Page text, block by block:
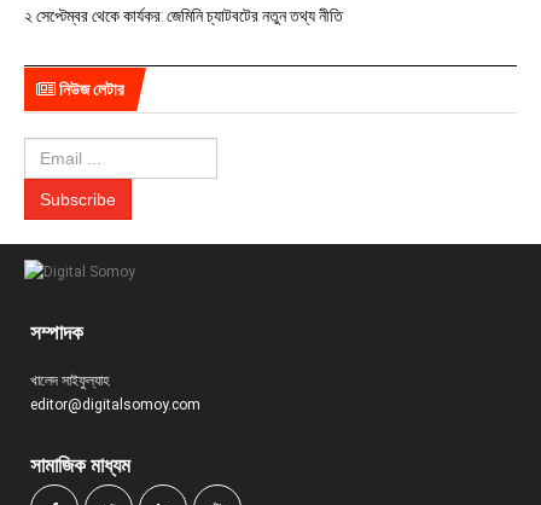
২ সেপ্টেম্বর থেকে কার্যকর: জেমিনি চ্যাটবটের নতুন তথ্য নীতি
নিউজ লেটার
সম্পাদক
খালেদ সাইফুল্যাহ
editor@digitalsomoy.com
সামাজিক মাধ্যম